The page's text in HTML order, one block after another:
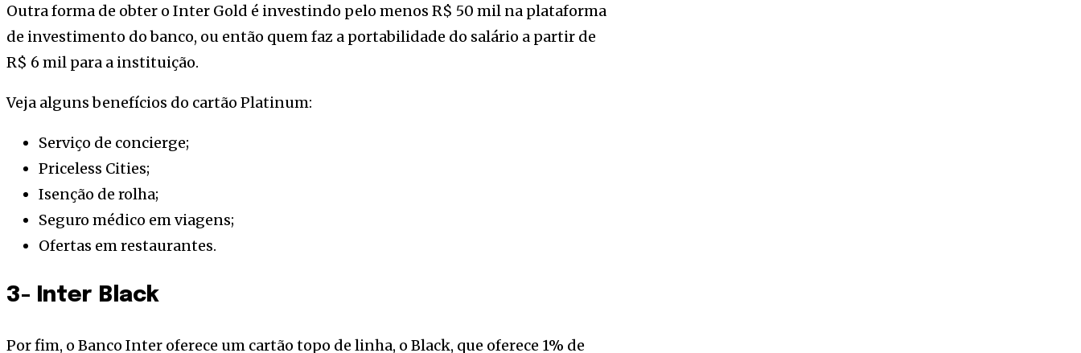
Outra forma de obter o Inter Gold é investindo pelo menos R$ 50 mil na plataforma
de investimento do banco, ou então quem faz a portabilidade do salário a partir de
R$ 6 mil para a instituição.
Veja alguns benefícios do cartão Platinum:
Serviço de concierge;
Priceless Cities;
Isenção de rolha;
Seguro médico em viagens;
Ofertas em restaurantes.
3- Inter Black
Por fim, o Banco Inter oferece um cartão topo de linha, o Black, que oferece 1% de